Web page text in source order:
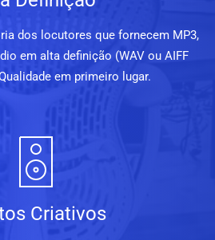
dos locutores que fornecem MP3,
em alta definição (WAV ou AIFF
em primeiro lugar.
Criativos